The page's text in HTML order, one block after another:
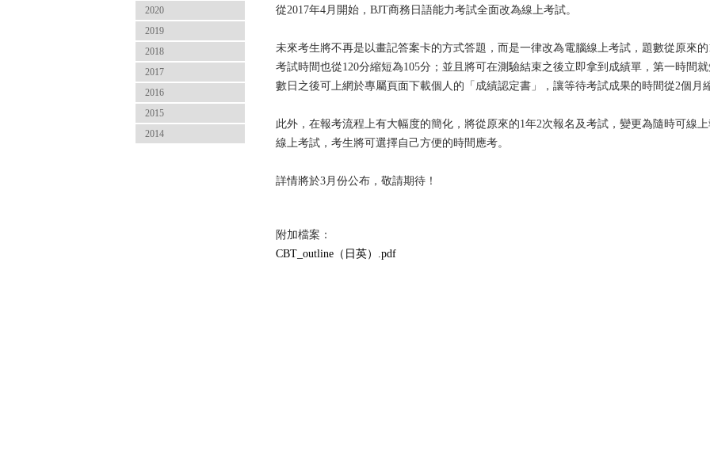
2020
2019
2018
2017
2016
2015
2014
從2017年4月開始，BJT商務日語能力考試全面改為線上考試。
未來考生將不再是以畫記答案卡的方式答題，而是一律改為電腦線上考試，題數從原來的
考試時間也從120分縮短為105分；並且將可在測驗結束之後立即拿到成績單，第一時間就
數日之後可上網於專屬頁面下載個人的「成績認定書」，讓等待考試成果的時間從2個月
此外，在報考流程上有大幅度的簡化，將從原來的1年2次報名及考試，變更為隨時可線
線上考試，考生將可選擇自己方便的時間應考。
詳情將於3月份公布，敬請期待！
附加檔案：
CBT_outline（日英）.pdf